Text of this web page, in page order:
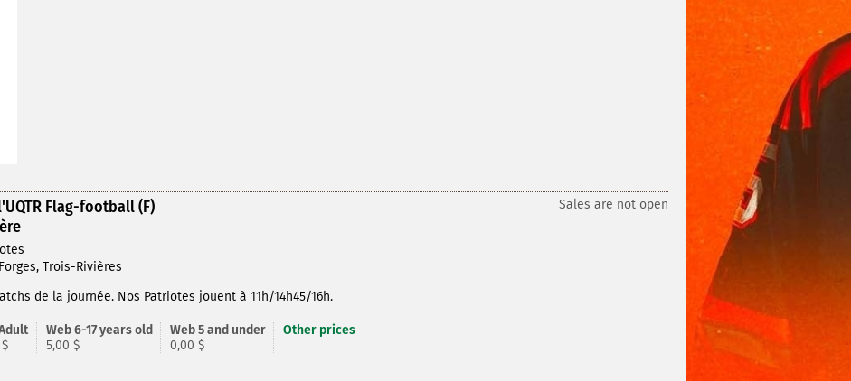
Flag-football (F)
Trois-Rivières
de la journée. Nos Patriotes jouent à 11h/14h45/16h.
Web 6-17 years old
5,00 $
Web 5 and under
0,00 $
Other prices
Sales are not open